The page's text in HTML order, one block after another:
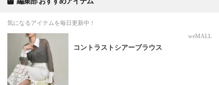
気になるアイテムを毎日更新中！
weMALL
コントラストシアーブラウス